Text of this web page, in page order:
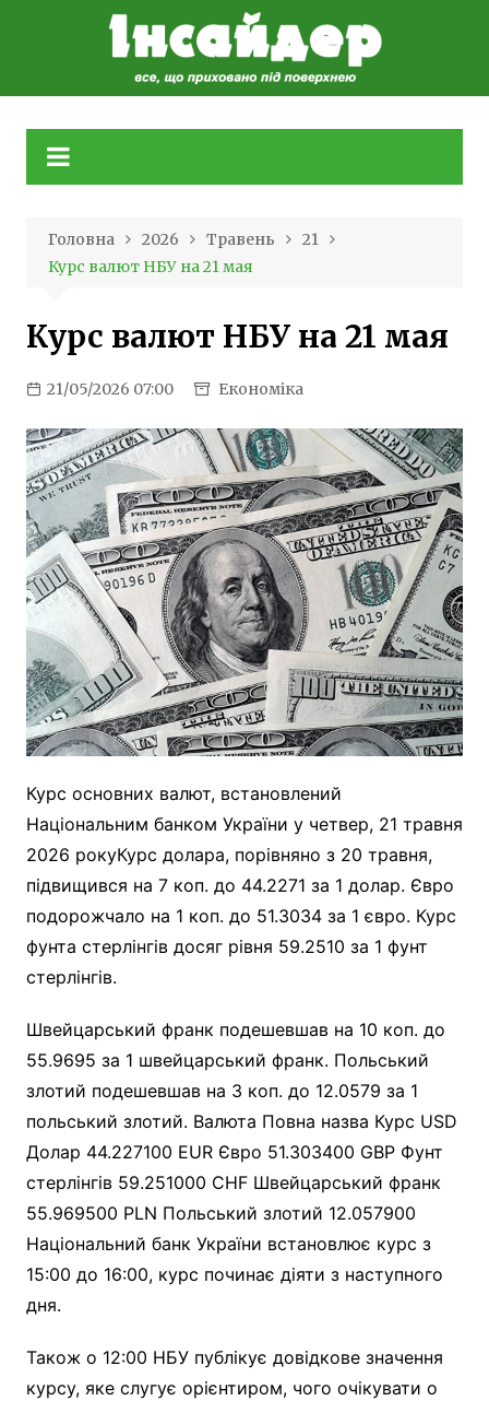
Головна 2026 Травень
21
Курс валют НБУ на 21 мая
Курс валют НБУ на 21 мая
21/05/2026 07:00 Економіка
Курс основних валют, встановлений
Національним банком України у четвер, 21 травня
2026 рокуКурс долара, порівняно з 20 травня,
підвищився на 7 коп. до 44.2271 за 1 долар. Євро
подорожчало на 1 коп. до 51.3034 за 1 євро. Курс
фунта стерлінгів досяг рівня 59.2510 за 1 фунт
стерлінгів.
Швейцарський франк подешевшав на 10 коп. до
55.9695 за 1 швейцарський франк. Польський
злотий подешевшав на 3 коп. до 12.0579 за 1
польський злотий. Валюта Повна назва Курс USD
Долар 44.227100 EUR Євро 51.303400 GBP Фунт
стерлінгів 59.251000 CHF Швейцарський франк
55.969500 PLN Польський злотий 12.057900
Національний банк України встановлює курс з
15:00 до 16:00, курс починає діяти з наступного
дня.
Також о 12:00 НБУ публікує довідкове значення
курсу, яке слугує орієнтиром, чого очікувати о